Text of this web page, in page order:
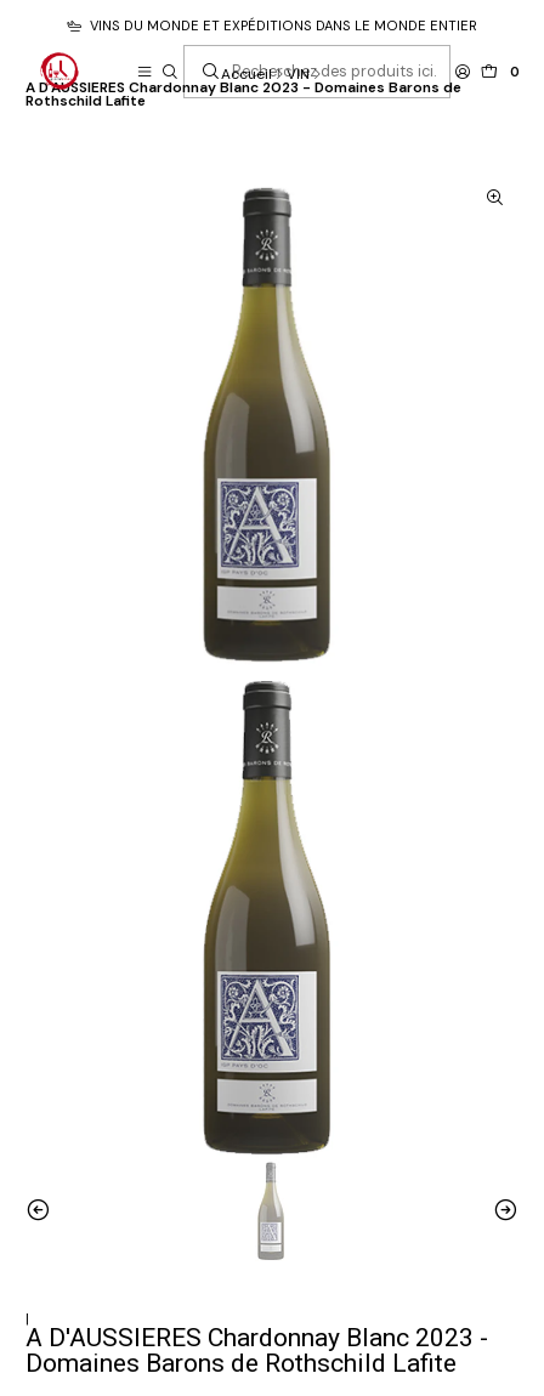
0
VINS DU MONDE ET EXPÉDITIONS DANS LE MONDE ENTIER
Accueil VIN
A D'AUSSIERES Chardonnay Blanc 2023 - Domaines Barons de
Rothschild Lafite
|
A D'AUSSIERES Chardonnay Blanc 2023 -
Domaines Barons de Rothschild Lafite